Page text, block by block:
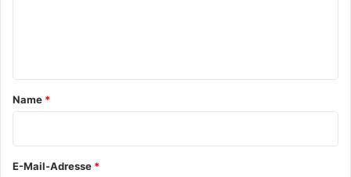
a
*
Name *
E-Mail-Adresse *